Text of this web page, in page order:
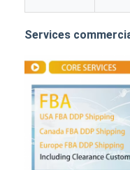
A propos de nous
Visite d'usine
Contrôle de la qualité
Services